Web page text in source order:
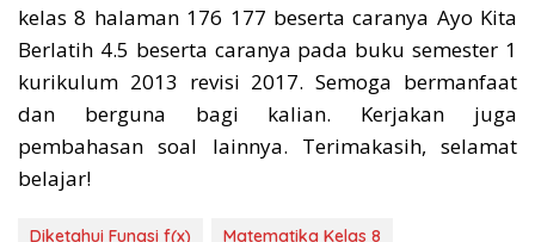
kelas 8 halaman 176 177 beserta caranya Ayo Kita
Berlatih 4.5 beserta caranya pada buku semester 1
kurikulum 2013 revisi 2017. Semoga bermanfaat
dan berguna bagi kalian. Kerjakan juga
pembahasan soal lainnya. Terimakasih, selamat
belajar!
Diketahui Fungsi f(x) Matematika Kelas 8